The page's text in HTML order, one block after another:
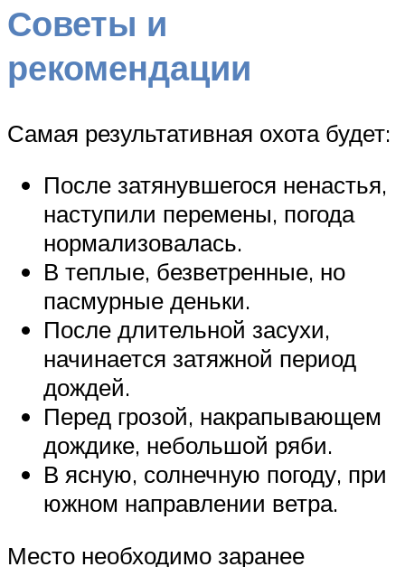
Советы и
рекомендации
Самая результативная охота будет:
После затянувшегося ненастья,
наступили перемены, погода
нормализовалась.
В теплые, безветренные, но
пасмурные деньки.
После длительной засухи,
начинается затяжной период
дождей.
Перед грозой, накрапывающем
дождике, небольшой ряби.
В ясную, солнечную погоду, при
южном направлении ветра.
Место необходимо заранее